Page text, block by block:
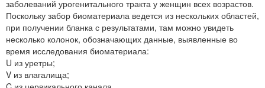
заболеваний урогенитального тракта у женщин всех возрастов.
Поскольку забор биоматериала ведется из нескольких областей,
при получении бланка с результатами, там можно увидеть
несколько колонок, обозначающих данные, выявленные во
время исследования биоматериала:
U из уретры;
V из влагалища;